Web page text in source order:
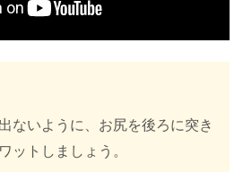
ないように、お尻を後ろに突き
ットしましょう。